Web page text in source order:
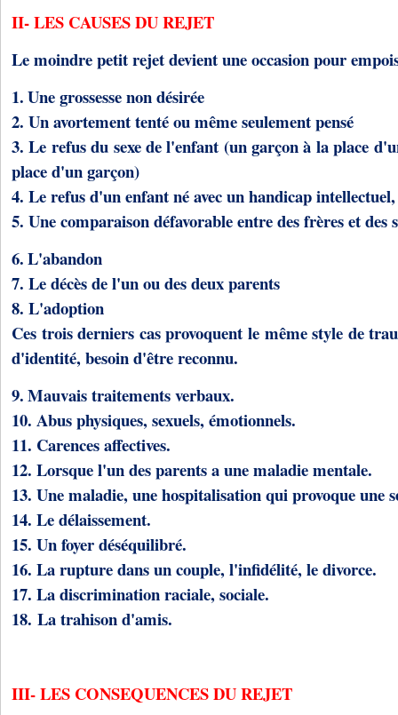
II- LES CAUSES DU REJET
Le moindre petit rejet devient une occasion pour
1.Une grossesse non désirée
2. Un avortement tenté ou même seulement pensé
3. Le refus du sexe de l'enfant (un garçon à la place
place d'un garçon)
4. Le refus d'un enfant né avec un handicap
5. Une comparaison défavorable entre des frères et des
6.L'abandon
7. Le décès de l'un ou des deux parents
8. L'adoption
Ces trois derniers cas provoquent le même style de
d'identité, besoin d'être reconnu.
9.Mauvais traitements verbaux.
10. Abus physiques, sexuels, émotionnels.
11. Carences affectives.
12. Lorsque l'un des parents a une maladie mentale.
13. Une maladie, une hospitalisation qui provoque une
14. Le délaissement.
15. Un foyer déséquilibré.
16. La rupture dans un couple, l'infidélité, le divorce.
17. La discrimination raciale, sociale.
18. La trahison d'amis.
III- LES CONSEQUENCES DU REJET